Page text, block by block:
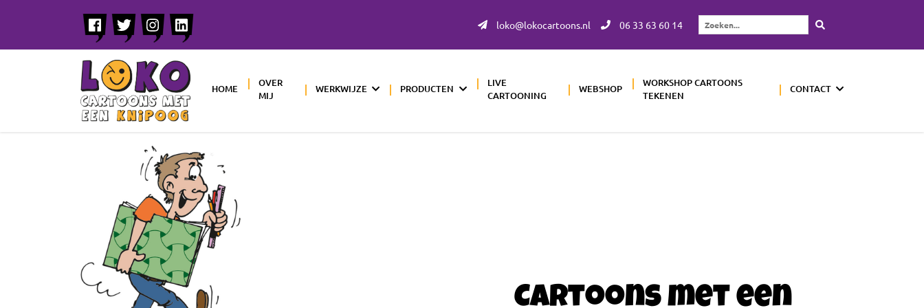
loko@lokocartoons.nl 06 33 63 60 14
Zoeken...
HOME
OVER
MIJ
WERKWIJZE PRODUCTEN
LIVE
CARTOONING
WEBSHOP
WORKSHOP CARTOONS
TEKENEN
CONTACT
Cartoons met een